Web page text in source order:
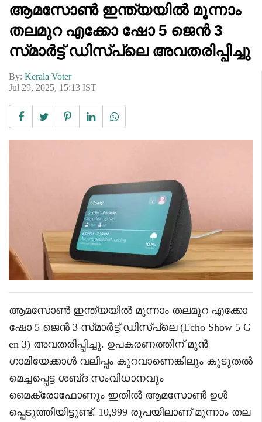
ആമസോൺ ഇന്ത്യയിൽ മൂന്നാം
തലമുറ എക്കോ ഷോ 5 ജെൻ 3
സ്‌മാർട്ട്‌ ഡിസ്‌പ്ലെ അവതരിപ്പിച്ചു
By: Kerala Voter
Jul 29, 2025, 15:13 IST
ആമസോൺ ഇന്ത്യയിൽ മൂന്നാം തലമുറ എക്കോ
ഷോ 5 ജെൻ 3 സ്‌മാർട്ട്‌ ഡിസ്‌പ്ലെ (Echo Show 5 G
en 3) അവതരിപ്പിച്ചു. ഉപകരണത്തിന് മുൻ
ഗാമിയേക്കാൾ വലിപ്പം കുറവാണെങ്കിലും കൂടുതൽ
മെച്ചപ്പെട്ട ശബ്‌ദ സംവിധാനവും
മൈക്രോഫോണും ഇതിൽ ആമസോൺ ഉൾ
പ്പെടുത്തിയിട്ടുണ്ട്. 10,999 രൂപയിലാണ് മൂന്നാം തല